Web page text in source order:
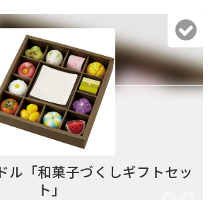
ル「和菓子づくしギフトセッ
ト」